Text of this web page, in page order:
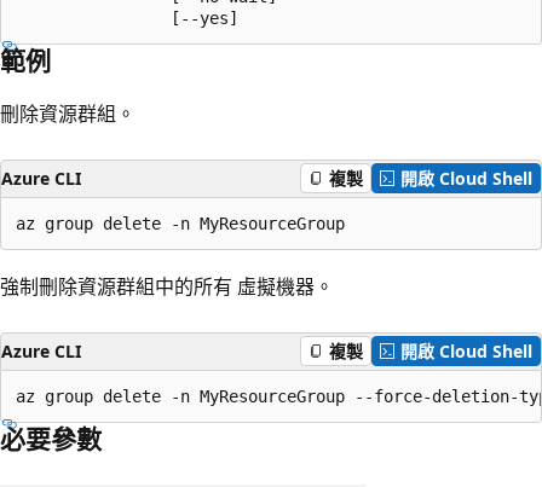
                [--yes]
範例
刪除資源群組。
Azure CLI 複製 開啟 Cloud Shell
az group delete -n MyResourceGroup
強制刪除資源群組中的所有 虛擬機器。
Azure CLI 複製 開啟 Cloud Shell
az group delete -n MyResourceGroup --force-deletion-
必要參數